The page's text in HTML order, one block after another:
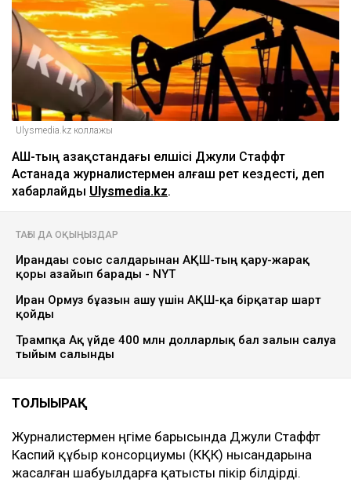
Ulysmedia.kz коллажы
АҚШ-тың Қазақстандағы елшісі Джули Стаффт
Астанада журналистермен алғаш рет кездесті, деп
хабарлайды Ulysmedia.kz.
ТАҒЫ ДА ОҚЫҢЫЗДАР
Ирандағы соғыс салдарынан АҚШ-тың қару-жарақ
қоры азайып барады - NYT
Иран Ормуз бұғазын ашу үшін АҚШ-қа бірқатар шарт
қойды
Трампқа Ақ үйде 400 млн долларлық бал залын салуға
тыйым салынды
ТОЛЫҒЫРАҚ
Журналистермен әңгіме барысында Джули Стаффт
Каспий құбыр консорциумы (КҚК) нысандарына
жасалған шабуылдарға қатысты пікір білдірді.